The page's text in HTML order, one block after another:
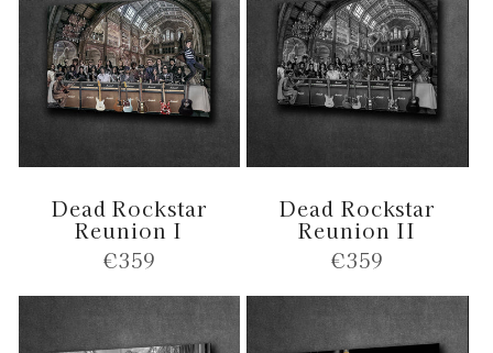
Dead Rockstar
Reunion I
Normale
€359
Dead Rockstar
Reunion II
Normale
€359